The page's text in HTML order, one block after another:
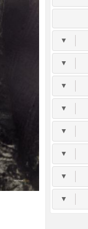
▼
▼
▼
▼
▼
▼
▼
▼